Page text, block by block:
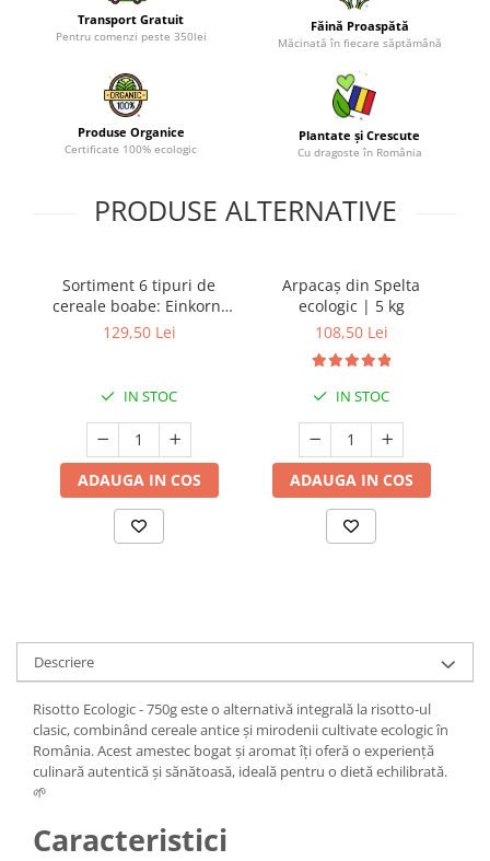
Transport Gratuit
Pentru comenzi peste 350lei
Făină Proaspătă
Măcinată în fiecare săptămână
Produse Organice
Certificate 100% ecologic
Plantate și Crescute
Cu dragoste în România
PRODUSE ALTERNATIVE
Sortiment 6 tipuri de
cereale boabe: Einkorn,
Spelta, Emmer, Secară,
129,50 Lei
IN STOC
ADAUGA IN COS
Arpacaș din Spelta
ecologic | 5 kg
108,50 Lei
IN STOC
ADAUGA IN COS
Descriere
Risotto Ecologic - 750g este o alternativă integrală la risotto-ul
clasic, combinând cereale antice și mirodenii cultivate ecologic în
România. Acest amestec bogat și aromat îți oferă o experiență
culinară autentică și sănătoasă, ideală pentru o dietă echilibrată.
🌱
Caracteristici